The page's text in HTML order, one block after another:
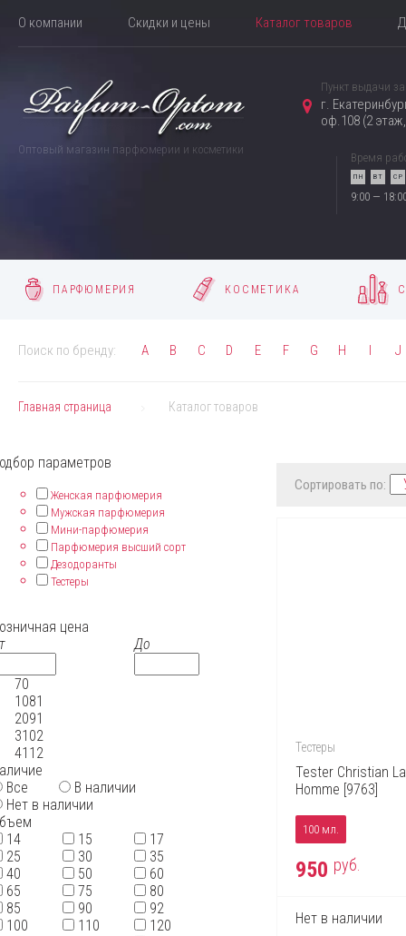
О компании Скидки и цены Каталог товаров
Оптовый магазин парфюмерии и косметики
Пункт выдачи
г.
оф.108 (2
Время
ПН ВТ СР
9:00 —
ПАРФЮМЕРИЯ КОСМЕТИКА
Поиск по бренду: A B C D E F G H I J
Главная страница Каталог товаров
параметров
Женская парфюмерия
Мужская парфюмерия
Мини-парфюмерия
Парфюмерия высший сорт
Дезодоранты
Тестеры
цена
До
70
1081
2091
3102
4112
Все
В наличии
Нет в наличии
14
15
17
25
30
35
40
50
60
65
75
80
85
90
92
100
110
120
Сортировать по:
Тестеры
Tester Christian
Homme [9763]
100 мл.
950 руб.
Нет в наличии